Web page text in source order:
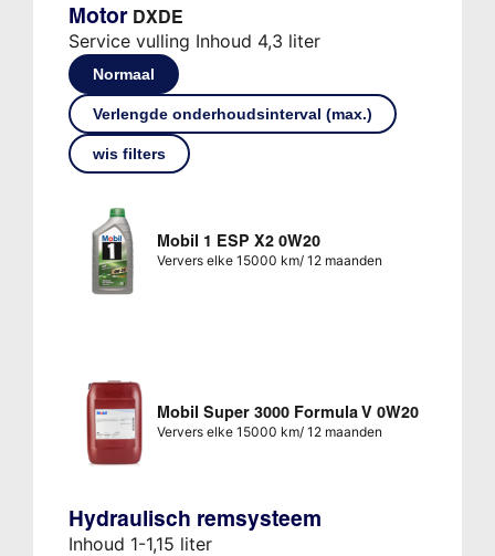
Motor DXDE
Service vulling Inhoud 4,3 liter
Normaal
Verlengde onderhoudsinterval (max.)
wis filters
Mobil 1 ESP X2 0W20
Ververs elke 15000 km/ 12 maanden
Mobil Super 3000 Formula V 0W20
Ververs elke 15000 km/ 12 maanden
Hydraulisch remsysteem
Inhoud 1-1,15 liter